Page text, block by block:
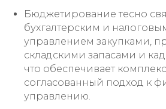
Бюджетирование тесно
бухгалтерским и
управлением закупками,
складскими запасами и
что обеспечивает
согласованный подход к
управлению.